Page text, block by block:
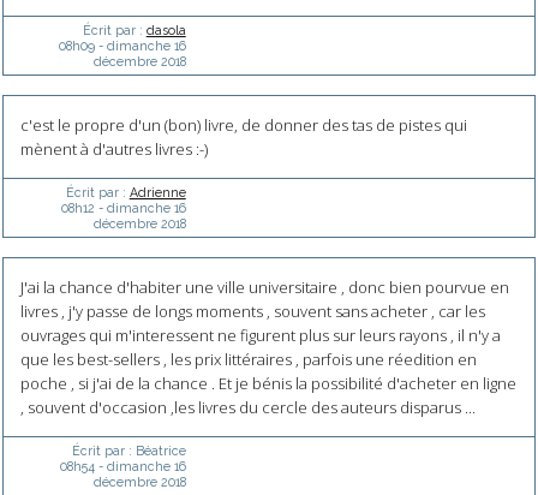
Écrit par : dasola
08h09- dimanche 16
décembre 2018
c'est le propre d'un (bon) livre, de donner des tas de pistes qui
mènent à d'autres livres :-)
Écrit par : Adrienne
08h12 - dimanche 16
décembre 2018
J'ai la chance d'habiter une ville universitaire , donc bien pourvue en
livres , j'y passe de longs moments , souvent sans acheter , car les
ouvrages qui m'interessent ne figurent plus sur leurs rayons , il n'y a
que les best-sellers , les prix littéraires , parfois une réedition en
poche , si j'ai de la chance . Et je bénis la possibilité d'acheter en ligne
, souvent d'occasion ,les livres du cercle des auteurs disparus ...
Écrit par : Béatrice
08h54 - dimanche 16
décembre 2018